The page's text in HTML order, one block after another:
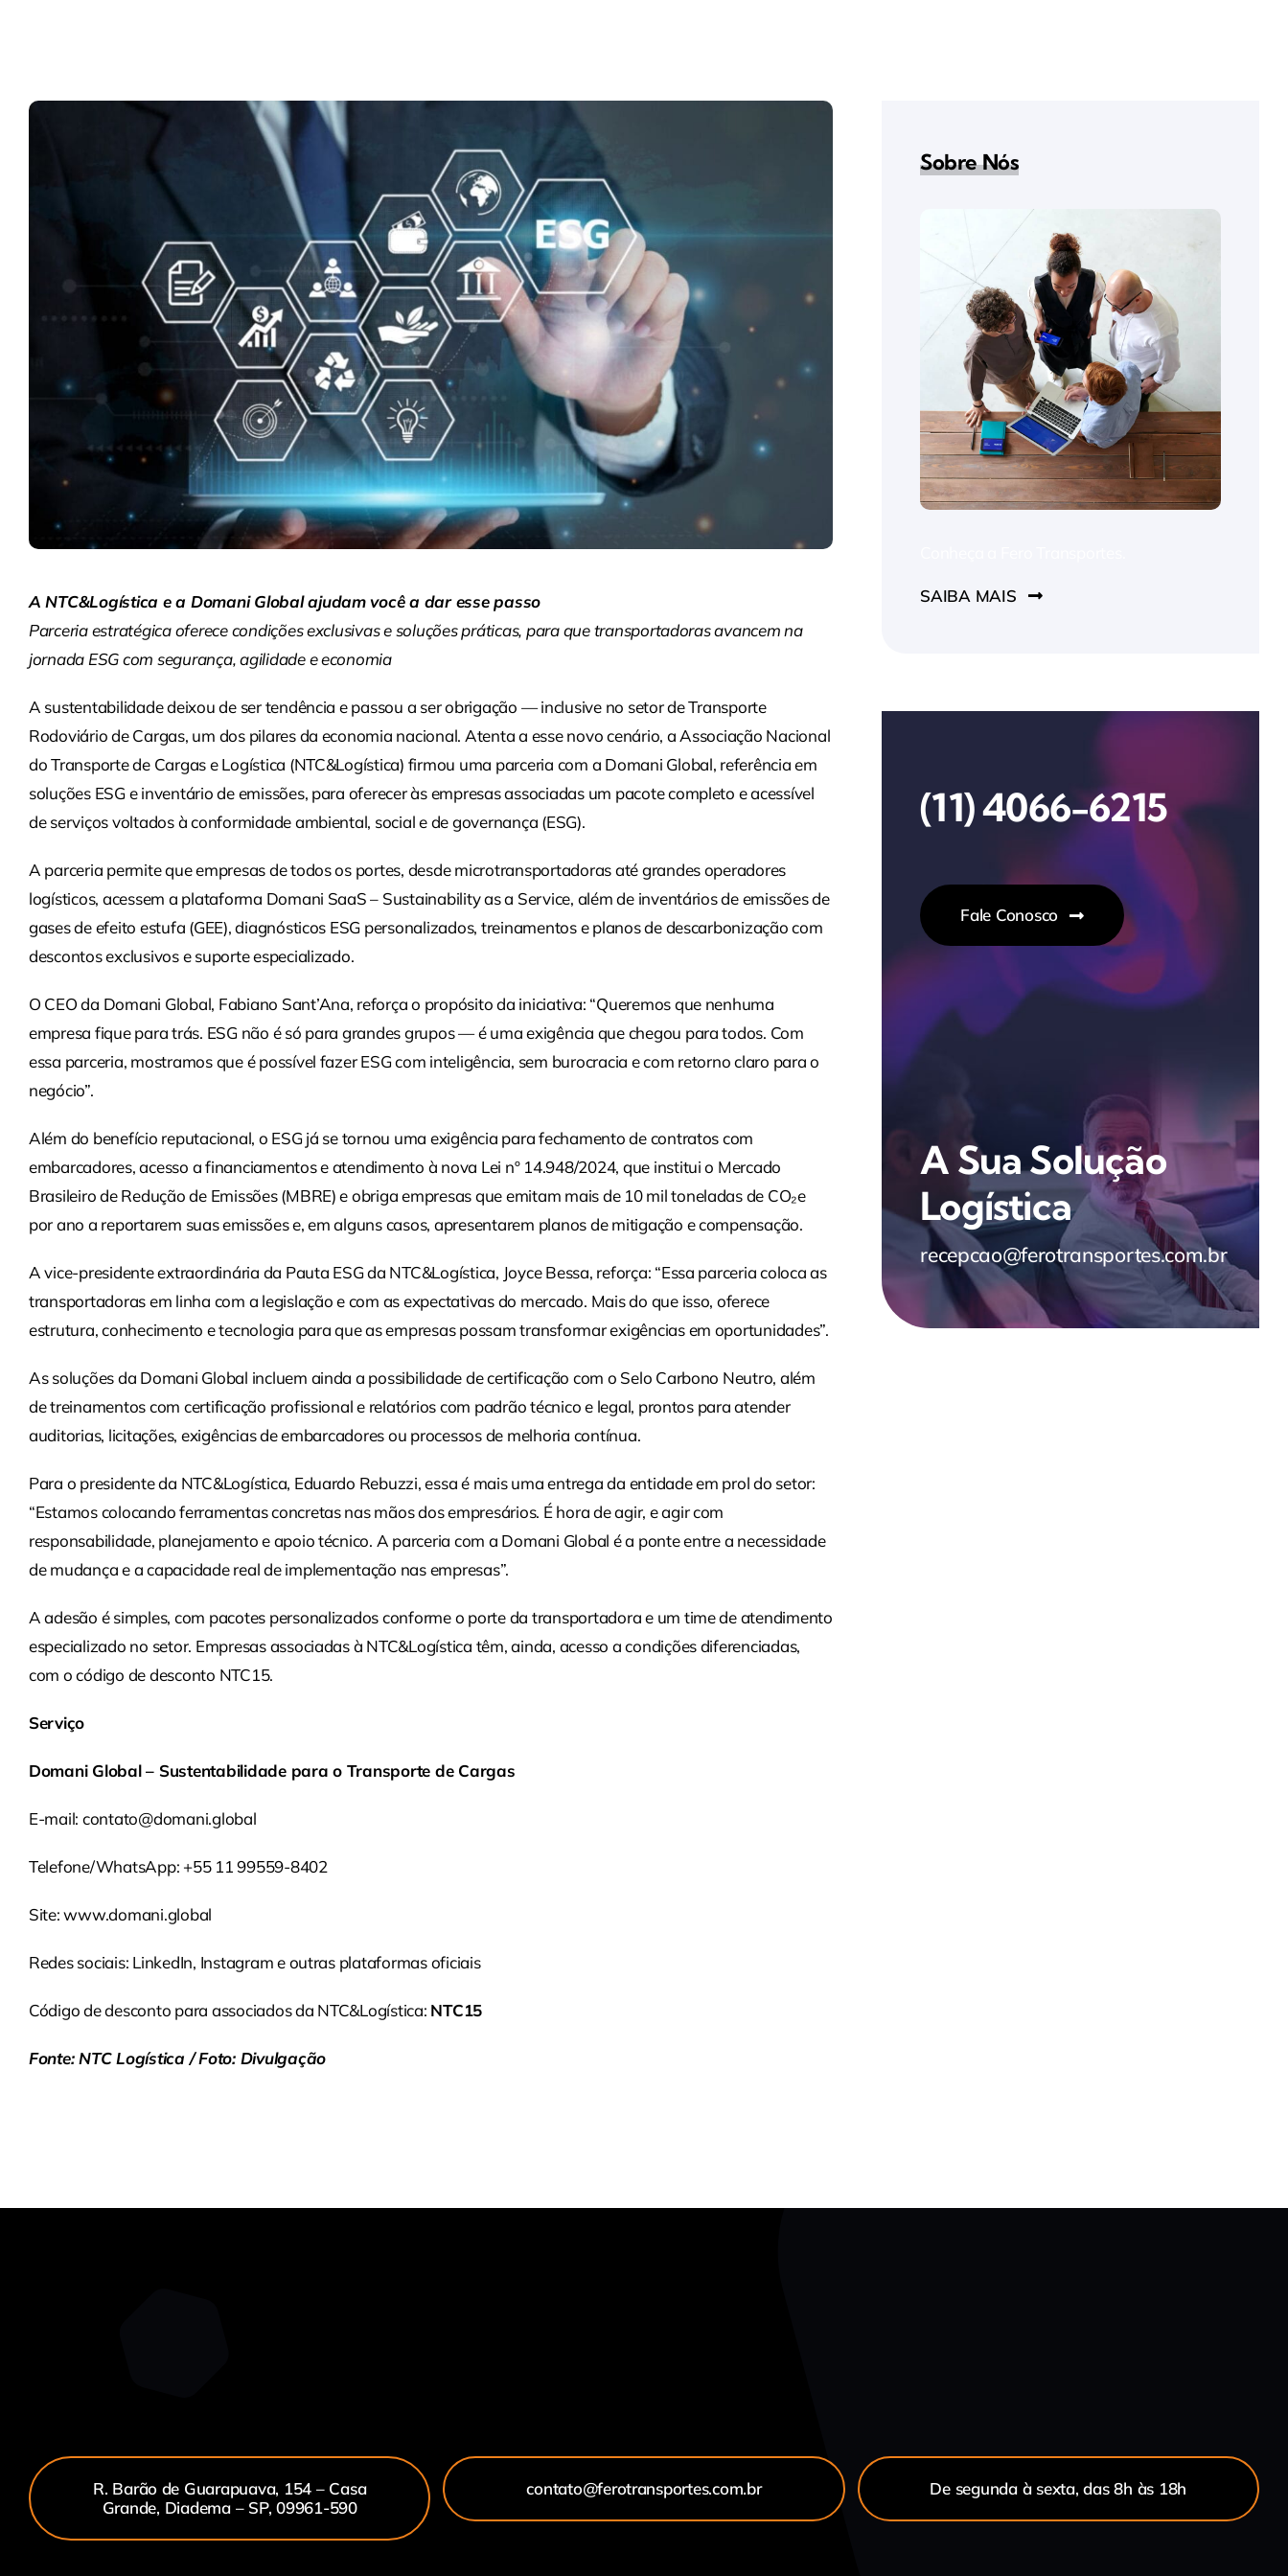
A NTC&Logística e a Domani Global ajudam você a dar esse passo
Parceria estratégica oferece condições exclusivas e soluções práticas, para que transportadoras avancem na
jornada ESG com segurança, agilidade e economia
A sustentabilidade deixou de ser tendência e passou a ser obrigação — inclusive no setor de Transporte
Rodoviário de Cargas, um dos pilares da economia nacional. Atenta a esse novo cenário, a Associação Nacional
do Transporte de Cargas e Logística (NTC&Logística) firmou uma parceria com a Domani Global, referência em
soluções ESG e inventário de emissões, para oferecer às empresas associadas um pacote completo e acessível
de serviços voltados à conformidade ambiental, social e de governança (ESG).
A parceria permite que empresas de todos os portes, desde microtransportadoras até grandes operadores
logísticos, acessem a plataforma Domani SaaS – Sustainability as a Service, além de inventários de emissões de
gases de efeito estufa (GEE), diagnósticos ESG personalizados, treinamentos e planos de descarbonização com
descontos exclusivos e suporte especializado.
O CEO da Domani Global, Fabiano Sant’Ana, reforça o propósito da iniciativa: “Queremos que nenhuma
empresa fique para trás. ESG não é só para grandes grupos — é uma exigência que chegou para todos. Com
essa parceria, mostramos que é possível fazer ESG com inteligência, sem burocracia e com retorno claro para o
negócio”.
Além do benefício reputacional, o ESG já se tornou uma exigência para fechamento de contratos com
embarcadores, acesso a financiamentos e atendimento à nova Lei nº 14.948/2024, que institui o Mercado
Brasileiro de Redução de Emissões (MBRE) e obriga empresas que emitam mais de 10 mil toneladas de CO₂e
por ano a reportarem suas emissões e, em alguns casos, apresentarem planos de mitigação e compensação.
A vice-presidente extraordinária da Pauta ESG da NTC&Logística, Joyce Bessa, reforça: “Essa parceria coloca as
transportadoras em linha com a legislação e com as expectativas do mercado. Mais do que isso, oferece
estrutura, conhecimento e tecnologia para que as empresas possam transformar exigências em oportunidades”.
As soluções da Domani Global incluem ainda a possibilidade de certificação com o Selo Carbono Neutro, além
de treinamentos com certificação profissional e relatórios com padrão técnico e legal, prontos para atender
auditorias, licitações, exigências de embarcadores ou processos de melhoria contínua.
Para o presidente da NTC&Logística, Eduardo Rebuzzi, essa é mais uma entrega da entidade em prol do setor:
“Estamos colocando ferramentas concretas nas mãos dos empresários. É hora de agir, e agir com
responsabilidade, planejamento e apoio técnico. A parceria com a Domani Global é a ponte entre a necessidade
de mudança e a capacidade real de implementação nas empresas”.
A adesão é simples, com pacotes personalizados conforme o porte da transportadora e um time de atendimento
especializado no setor. Empresas associadas à NTC&Logística têm, ainda, acesso a condições diferenciadas,
com o código de desconto NTC15.
Serviço
Domani Global – Sustentabilidade para o Transporte de Cargas
E-mail: contato@domani.global
Telefone/WhatsApp: +55 11 99559-8402
Site: www.domani.global
Redes sociais: LinkedIn, Instagram e outras plataformas oficiais
Código de desconto para associados da NTC&Logística: NTC15
Fonte: NTC Logística / Foto: Divulgação
Sobre Nós
SAIBA MAIS
(11) 4066-6215
Fale Conosco
A Sua Solução
Logística
recepcao@ferotransportes.com.br
R. Barão de Guarapuava, 154 – Casa
Grande, Diadema – SP, 09961-590
contato@ferotransportes.com.br De segunda à sexta, das 8h às 18h